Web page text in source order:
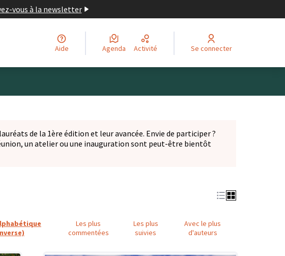
vous à la newsletter
Aide Agenda Activité Se connecter
de la 1ère édition et leur avancée. Envie de participer ?
un nouvel onglet)
un atelier ou une inauguration sont peut-être bientôt
Les plus
commentées
Les plus
suivies
Avec le plus
d'auteurs